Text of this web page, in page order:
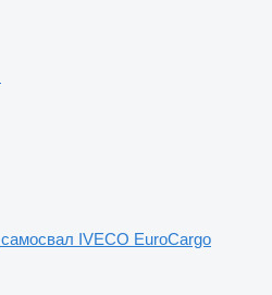
самосвал IVECO EuroCargo